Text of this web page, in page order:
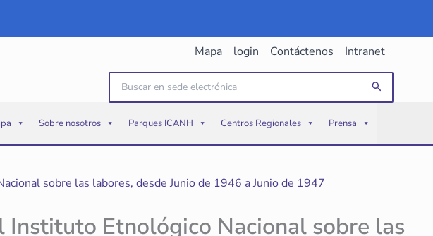
Mapa login Contáctenos Intranet
por:
Buscar
Sobre nosotros Parques ICANH Centros Regionales Prensa
sobre las labores, desde Junio de 1946 a Junio de 1947
Etnológico Nacional sobre las